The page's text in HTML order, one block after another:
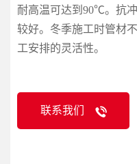
耐高温可达到90℃。抗
较好。冬季施工时管材
工安排的灵活性。
联系我们